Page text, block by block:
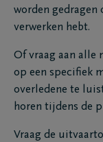
worden gedragen
verwerken hebt.
Of vraag aan alle
op een specifiek
overledene te
horen tijdens de
Vraag de